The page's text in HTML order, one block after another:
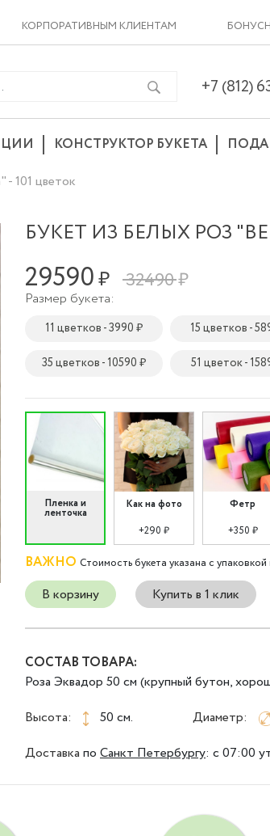
КОРПОРАТИВНЫМ КЛИЕНТАМ
+7 (812)
КОНСТРУКТОР БУКЕТА
101 цветок
БУКЕТ ИЗ БЕЛЫХ РОЗ
29590₽ 32490 ₽
Размер букета:
11 цветков - 3990 ₽ 15 цветков -
35 цветков - 10590 ₽ 51 цветок -
Пленка и
ленточка
Как на фото
+290 ₽
Фетр
+350 ₽
ВАЖНО Стоимость букета указана с упаковкой
В корзину Купить в 1 клик
СОСТАВ ТОВАРА:
Роза Эквадор 50 см (крупный бутон,
Высота:
50 см.
Диаметр:
Доставка по Санкт Петербургу: с 07:00